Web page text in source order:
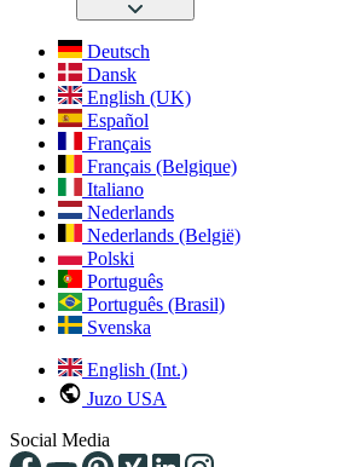
Deutsch
Dansk
English (UK)
Español
Français
Français (Belgique)
Italiano
Nederlands
Nederlands (België)
Polski
Português
Português (Brasil)
Svenska
English (Int.)
Juzo USA
Social Media